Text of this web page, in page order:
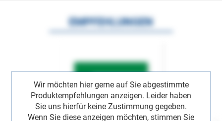
Wir möchten hier gerne auf Sie abgestimmte
Produktempfehlungen anzeigen. Leider haben
Sie uns hierfür keine Zustimmung gegeben.
Wenn Sie diese anzeigen möchten, stimmen Sie
EMPFEHLUNGEN